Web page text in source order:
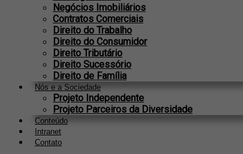
Negócios Imobiliários
Contratos Comerciais
Direito do Trabalho
Direito do Consumidor
Direito Tributário
Direito Sucessório
Direito de Família
Nós e a Sociedade
Projeto Independente
Projeto Parceiros da Diversidade
Conteúdo
Intranet
Contato